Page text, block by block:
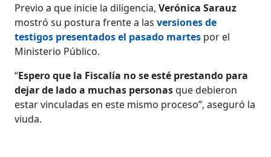
Previo a que inicie la diligencia,Verónica Sarauz
mostró su postura frente a lasversiones de
testigos presentados el pasado martes por el
Ministerio Público.
“Espero que la Fiscalía no se esté prestando para
dejar de lado a muchas personasque debieron
estar vinculadas en este mismo proceso”, aseguró la
viuda.